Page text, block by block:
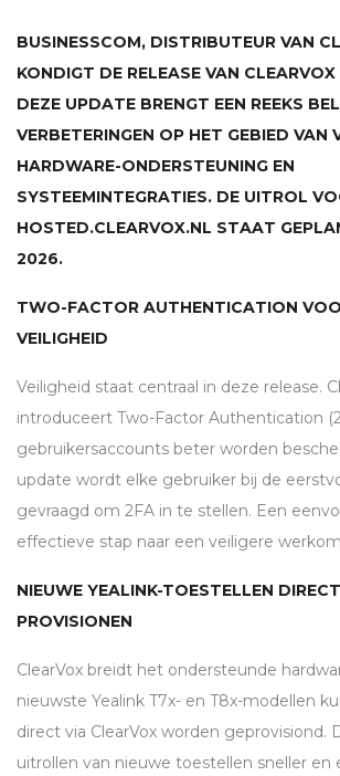
BUSINESSCOM, DISTRIBUTEUR VAN
KONDIGT DE RELEASE VAN
DEZE UPDATE BRENGT EEN REEKS
VERBETERINGEN OP HET GEBIED VAN
HARDWARE-ONDERSTEUNING EN
SYSTEEMINTEGRATIES. DE UITROL
HOSTED.CLEARVOX.NL STAAT
2026.
TWO-FACTOR AUTHENTICATION
VEILIGHEID
Veiligheid staat centraal in deze release.
introduceert Two-Factor Authentication
gebruikersaccounts beter worden
update wordt elke gebruiker bij de
gevraagd om 2FA in te stellen. Een
effectieve stap naar een veiligere
NIEUWE YEALINK-TOESTELLEN
PROVISIONEN
ClearVox breidt het ondersteunde
nieuwste Yealink T7x- en T8x-modellen
direct via ClearVox worden geprovisiond.
uitrollen van nieuwe toestellen sneller en